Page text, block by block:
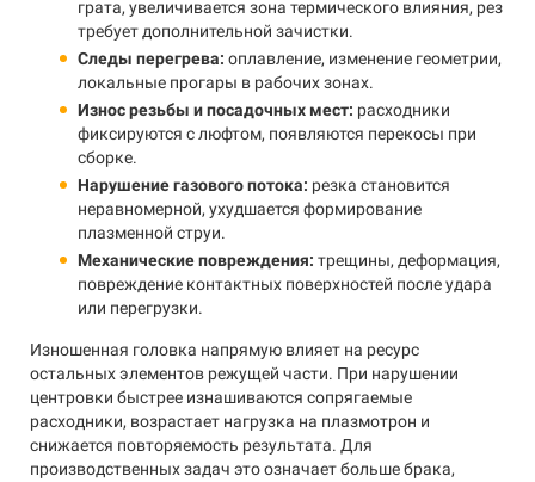
грата, увеличивается зона термического влияния, рез
требует дополнительной зачистки.
Следы перегрева: оплавление, изменение геометрии,
локальные прогары в рабочих зонах.
Износ резьбы и посадочных мест: расходники
фиксируются с люфтом, появляются перекосы при
сборке.
Нарушение газового потока: резка становится
неравномерной, ухудшается формирование
плазменной струи.
Механические повреждения: трещины, деформация,
повреждение контактных поверхностей после удара
или перегрузки.
Изношенная головка напрямую влияет на ресурс
остальных элементов режущей части. При нарушении
центровки быстрее изнашиваются сопрягаемые
расходники, возрастает нагрузка на плазмотрон и
снижается повторяемость результата. Для
производственных задач это означает больше брака,